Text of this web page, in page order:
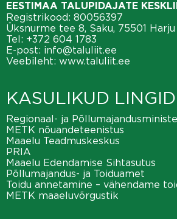
EESTIMAA TALUPIDAJATE
Registrikood: 80056397
Üksnurme tee 8, Saku, 75501
Tel: +372 604 1783
E-post: info@taluliit.ee
Veebileht: www.taluliit.ee
KASULIKUD LINGID
Regionaal- ja
METK nõuandeteenistus
Maaelu Teadmuskeskus
PRIA
Maaelu Edendamise Sihtasutus
Põllumajandus- ja Toiduamet
Toidu annetamine – vähendame
METK maaeluvõrgustik